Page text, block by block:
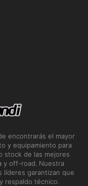
encontrarás el mayor
y equipamiento para
stock de las mejores
y off-road. Nuestra
líderes garantizan que
respaldo técnico.